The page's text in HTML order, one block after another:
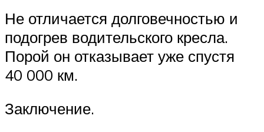
Не отличается долговечностью и
подогрев водительского кресла.
Порой он отказывает уже спустя
40 000 км.
Заключение.